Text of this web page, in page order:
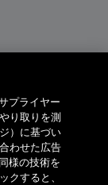
プライヤー
り取りを測
）に基づい
わせた広告
様の技術を
クすると、